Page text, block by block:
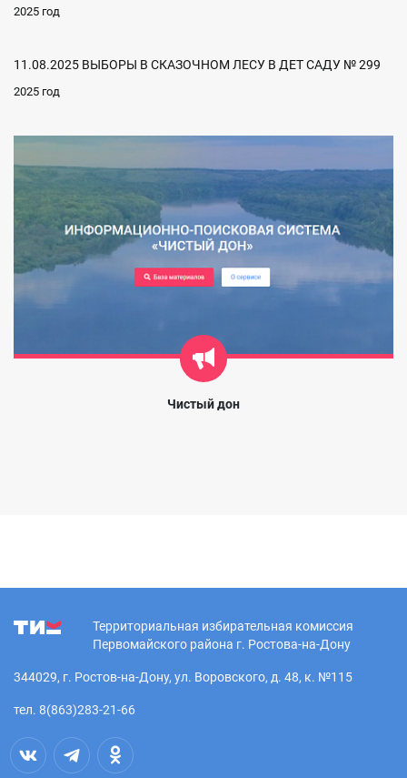
2025 год
11.08.2025 ВЫБОРЫ В СКАЗОЧНОМ ЛЕСУ В ДЕТ САДУ № 299
2025 год
Чистый дон
Территориальная избирательная комиссия
Первомайского района г. Ростова-на-Дону
344029, г. Ростов-на-Дону, ул. Воровского, д. 48, к. №115
тел. 8(863)283-21-66